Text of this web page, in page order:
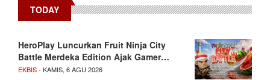
TODAY
HeroPlay Luncurkan Fruit Ninja City
Battle Merdeka Edition Ajak Gamer…
EKBIS- KAMIS, 6 AGU 2026